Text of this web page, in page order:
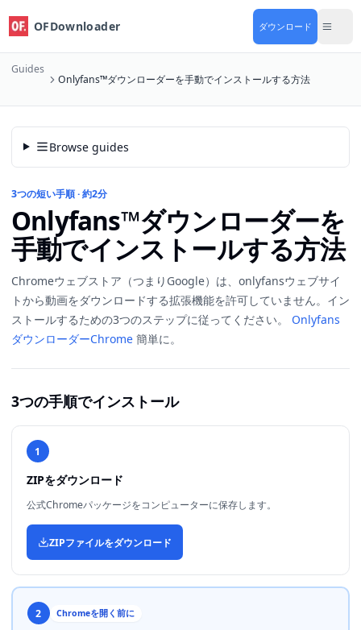
OFDownloader ダウンロード
Guides
Onlyfans™ダウンローダーを手動でインストールする方法
Browse guides
3つの短い手順 · 約2分
Onlyfans™ダウンローダーを
手動でインストールする方法
Chromeウェブストア（つまりGoogle）は、onlyfansウェブサイ
トから動画をダウンロードする拡張機能を許可していません。イン
ストールするための3つのステップに従ってください。
Onlyfans
ダウンローダーChrome 簡単に。
3つの手順でインストール
1
ZIPをダウンロード
公式Chromeパッケージをコンピューターに保存します。
ZIPファイルをダウンロード
2 Chromeを開く前に